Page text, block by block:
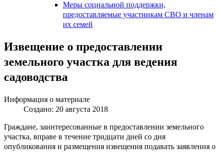
Меры социальной поддержки,
предоставляемые участникам СВО и членам
их семей
Извещение о предоставлении
земельного участка для ведения
садоводства
Информация о материале
Создано: 20 августа 2018
Граждане, заинтересованные в предоставлении земельного
участка, вправе в течение тридцати дней со дня
опубликования и размещения извещения подавать заявления о